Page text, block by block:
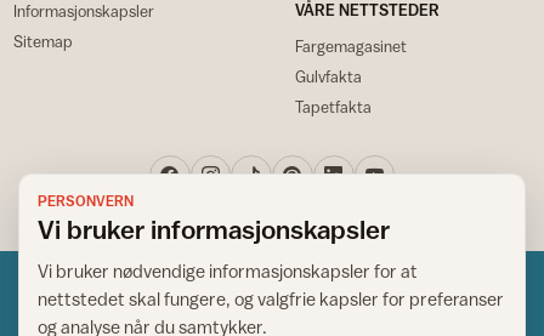
Informasjonskapsler
Sitemap
VÅRE NETTSTEDER
Fargemagasinet
Gulvfakta
Tapetfakta
PERSONVERN
Vi bruker informasjonskapsler
Vi bruker nødvendige informasjonskapsler for at
nettstedet skal fungere, og valgfrie kapsler for preferanser
og analyse når du samtykker.